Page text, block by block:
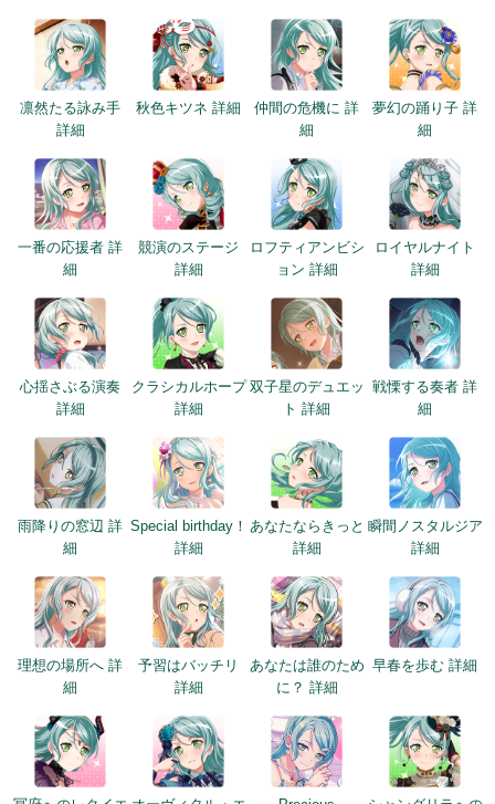
凛然たる詠み手
詳細
秋色キツネ 詳細
仲間の危機に 詳
細
夢幻の踊り子 詳
細
一番の応援者 詳
細
競演のステージ
詳細
ロフティアンビシ
ョン 詳細
ロイヤルナイト
詳細
心揺さぶる演奏
詳細
クラシカルホープ
詳細
双子星のデュエッ
ト 詳細
戦慄する奏者 詳
細
雨降りの窓辺 詳
細
Special birthday！
詳細
あなたならきっと
詳細
瞬間ノスタルジア
詳細
理想の場所へ 詳
細
予習はバッチリ
詳細
あなたは誰のため
に？ 詳細
早春を歩む 詳細